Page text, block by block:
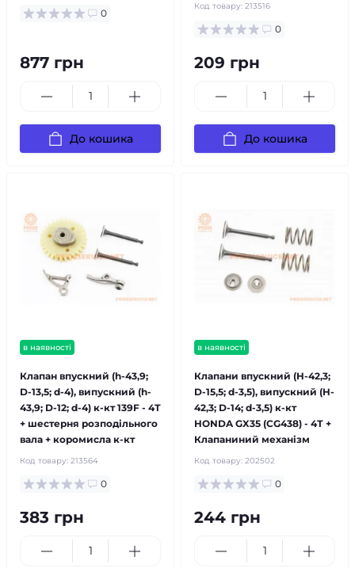
0
877 грн
До кошика
Код товару: 213516
0
209 грн
До кошика
в наявності
Клапан впускний (h-43,9;
D-13,5; d-4), випускний (h-
43,9; D-12; d-4) к-кт 139F - 4Т
+ шестерня розподільного
вала + коромисла к-кт
Код товару: 213564
0
383 грн
в наявності
Клапани впускний (H-42,3;
D-15,5; d-3,5), випускний (H-
42,3; D-14; d-3,5) к-кт
HONDA GX35 (CG438) - 4Т +
Клапаниний механізм
Код товару: 202502
0
244 грн